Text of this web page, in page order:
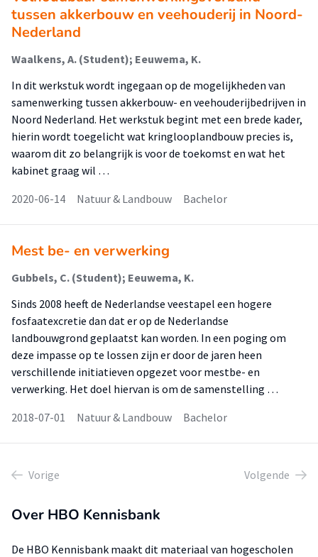
tussen akkerbouw en veehouderij in Noord-
Nederland
Waalkens, A. (Student); Eeuwema, K.
In dit werkstuk wordt ingegaan op de mogelijkheden van
samenwerking tussen akkerbouw- en veehouderijbedrijven in
Noord Nederland. Het werkstuk begint met een brede kader,
hierin wordt toegelicht wat kringlooplandbouw precies is,
waarom dit zo belangrijk is voor de toekomst en wat het
kabinet graag wil …
2020-06-14
Natuur & Landbouw Bachelor
Mest be- en verwerking
Gubbels, C. (Student); Eeuwema, K.
Sinds 2008 heeft de Nederlandse veestapel een hogere
fosfaatexcretie dan dat er op de Nederlandse
landbouwgrond geplaatst kan worden. In een poging om
deze impasse op te lossen zijn er door de jaren heen
verschillende initiatieven opgezet voor mestbe- en
verwerking. Het doel hiervan is om de samenstelling …
2018-07-01
Natuur & Landbouw Bachelor
Vorige Volgende
Over HBO Kennisbank
De HBO Kennisbank maakt dit materiaal van hogescholen